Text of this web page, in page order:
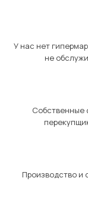
У нас нет
не
Собственные
Производство и